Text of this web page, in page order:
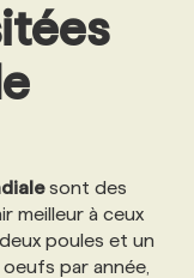
sont des
meilleur à ceux
poules et un
par année,